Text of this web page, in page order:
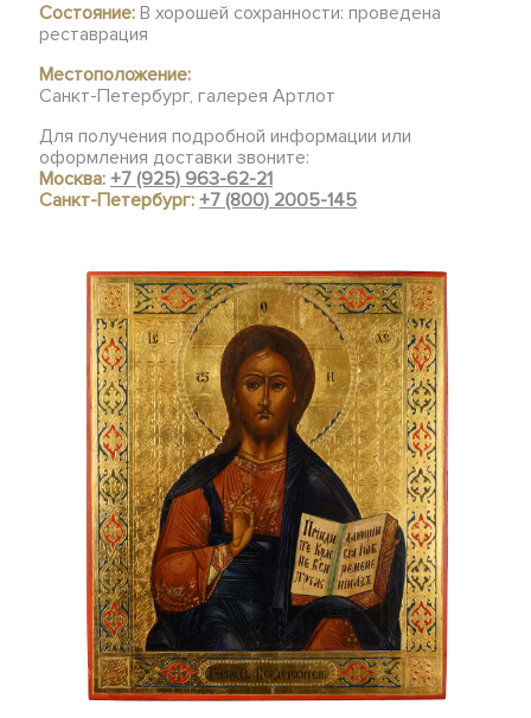
Состояние: В хорошей сохранности: проведена
реставрация
Местоположение:
Санкт-Петербург, галерея Артлот
Для получения подробной информации или
оформления доставки звоните:
Москва:+7 (925) 963-62-21
Санкт-Петербург:+7 (800) 2005-145